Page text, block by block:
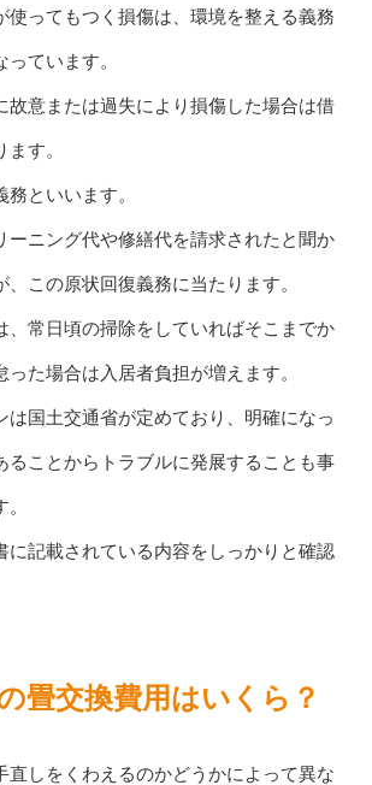
使ってもつく損傷は、環境を整える義務
ています。
故意または過失により損傷した場合は借
す。
といいます。
ーニング代や修繕代を請求されたと聞か
、この原状回復義務に当たります。
、常日頃の掃除をしていればそこまでか
った場合は入居者負担が増えます。
は国土交通省が定めており、明確になっ
ることからトラブルに発展することも事
に記載されている内容をしっかりと確認
畳交換費用はいくら？
直しをくわえるのかどうかによって異な